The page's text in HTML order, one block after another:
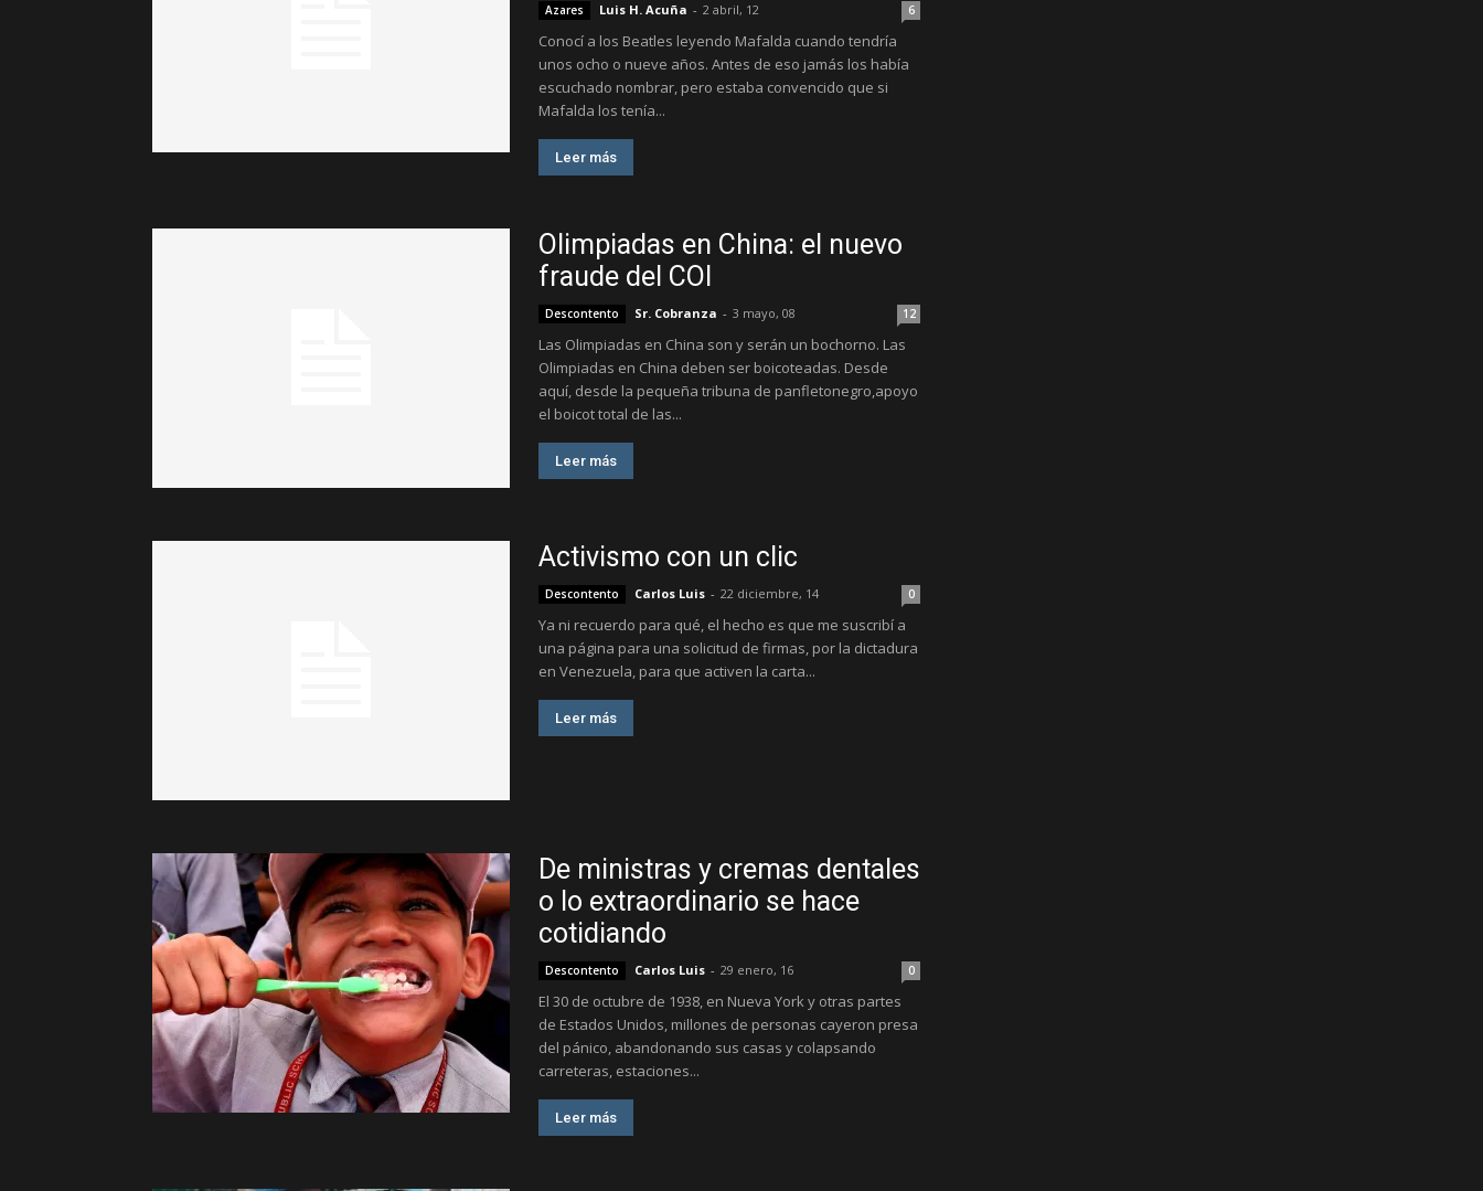
Azares Luis H. Acuña - 2 abril, 12 6
Conocí a los Beatles leyendo Mafalda cuando tendría
unos ocho o nueve años. Antes de eso jamás los había
escuchado nombrar, pero estaba convencido que si
Mafalda los tenía...
Leer más
Olimpiadas en China: el nuevo
fraude del COI
Descontento Sr. Cobranza - 3 mayo, 08 12
Las Olimpiadas en China son y serán un bochorno. Las
Olimpiadas en China deben ser boicoteadas. Desde
aquí, desde la pequeña tribuna de panfletonegro,apoyo
el boicot total de las...
Leer más
Activismo con un clic
Descontento Carlos Luis - 22 diciembre, 14 0
Ya ni recuerdo para qué, el hecho es que me suscribí a
una página para una solicitud de firmas, por la dictadura
en Venezuela, para que activen la carta...
Leer más
De ministras y cremas dentales
o lo extraordinario se hace
cotidiando
Descontento Carlos Luis - 29 enero, 16 0
El 30 de octubre de 1938, en Nueva York y otras partes
de Estados Unidos, millones de personas cayeron presa
del pánico, abandonando sus casas y colapsando
carreteras, estaciones...
Leer más